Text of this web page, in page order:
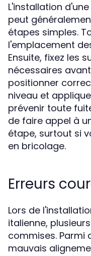
L'installation
peut
étapes simples.
l'emplacement
Ensuite, fixez les
nécessaires
positionner
niveau et
prévenir toute
de faire appel à
étape, surtout si
en bricolage.
Erreurs
Lors de
italienne,
commises. Parmi
mauvais